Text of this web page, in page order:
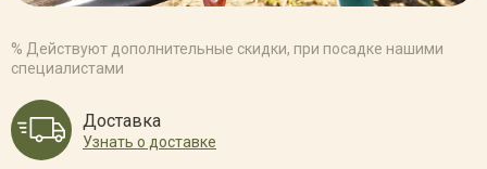
% Действуют дополнительные скидки, при посадке нашими
специалистами
Доставка
Узнать о доставке